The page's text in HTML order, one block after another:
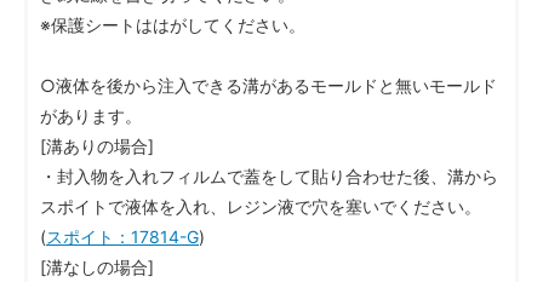
※保護シートははがしてください。
○液体を後から注入できる溝があるモールドと無いモールド
があります。
[溝ありの場合]
・封入物を入れフィルムで蓋をして貼り合わせた後、溝から
スポイトで液体を入れ、レジン液で穴を塞いでください。
(スポイト：17814-G)
[溝なしの場合]